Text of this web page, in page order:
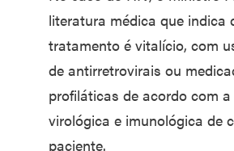
literatura médica que indica
tratamento é vitalício, com
de antirretrovirais ou
profiláticas de acordo com
virológica e imunológica de
paciente.